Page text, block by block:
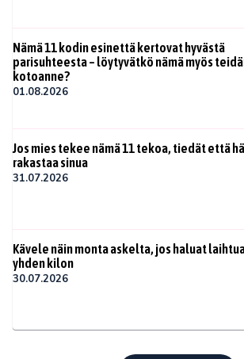
Nämä 11 kodin esinettä kertovat hyvästä
parisuhteesta – löytyvätkö nämä myös
kotoanne?
01.08.2026
Jos mies tekee nämä 11 tekoa, tiedät että
rakastaa sinua
31.07.2026
Kävele näin monta askelta, jos haluat
yhden kilon
30.07.2026